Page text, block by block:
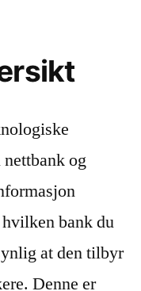
og
bank du
at den tilbyr
Denne er